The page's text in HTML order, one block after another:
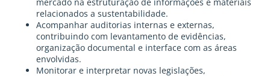
mercado na estruturação de informações e materiais
relacionados a sustentabilidade.
Acompanhar auditorias internas e externas,
contribuindo com levantamento de evidências,
organização documental e interface com as áreas
envolvidas.
Monitorar e interpretar novas legislações,